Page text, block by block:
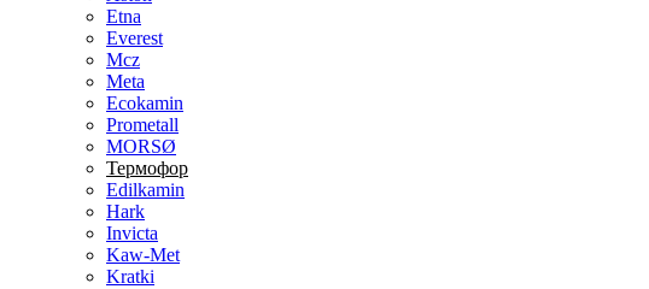
Etna
Everest
Mcz
Meta
Ecokamin
Prometall
MORSØ
Термофор
Edilkamin
Hark
Invicta
Kaw-Met
Kratki